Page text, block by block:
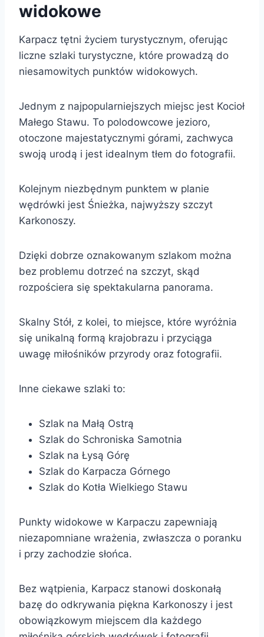
widokowe
Karpacz tętni życiem turystycznym, oferując
liczne szlaki turystyczne, które prowadzą do
niesamowitych punktów widokowych.
Jednym z najpopularniejszych miejsc jest Kocioł
Małego Stawu. To polodowcowe jezioro,
otoczone majestatycznymi górami, zachwyca
swoją urodą i jest idealnym tłem do fotografii.
Kolejnym niezbędnym punktem w planie
wędrówki jest Śnieżka, najwyższy szczyt
Karkonoszy.
Dzięki dobrze oznakowanym szlakom można
bez problemu dotrzeć na szczyt, skąd
rozpościera się spektakularna panorama.
Skalny Stół, z kolei, to miejsce, które wyróżnia
się unikalną formą krajobrazu i przyciąga
uwagę miłośników przyrody oraz fotografii.
Inne ciekawe szlaki to:
Szlak na Małą Ostrą
Szlak do Schroniska Samotnia
Szlak na Łysą Górę
Szlak do Karpacza Górnego
Szlak do Kotła Wielkiego Stawu
Punkty widokowe w Karpaczu zapewniają
niezapomniane wrażenia, zwłaszcza o poranku
i przy zachodzie słońca.
Bez wątpienia, Karpacz stanowi doskonałą
bazę do odkrywania piękna Karkonoszy i jest
obowiązkowym miejscem dla każdego